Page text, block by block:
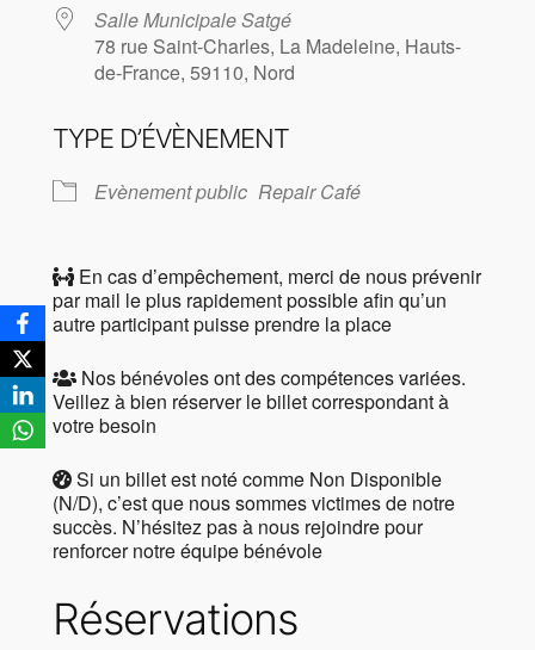
Salle Municipale Satgé
78 rue Saint-Charles, La Madeleine, Hauts-
de-France, 59110, Nord
TYPE D’ÉVÈNEMENT
Evènement public Repair Café
En cas d’empêchement, merci de nous prévenir
par mail le plus rapidement possible afin qu’un
autre participant puisse prendre la place
Nos bénévoles ont des compétences variées.
Veillez à bien réserver le billet correspondant à
votre besoin
Si un billet est noté comme Non Disponible
(N/D), c’est que nous sommes victimes de notre
succès. N’hésitez pas à nous rejoindre pour
renforcer notre équipe bénévole
Réservations